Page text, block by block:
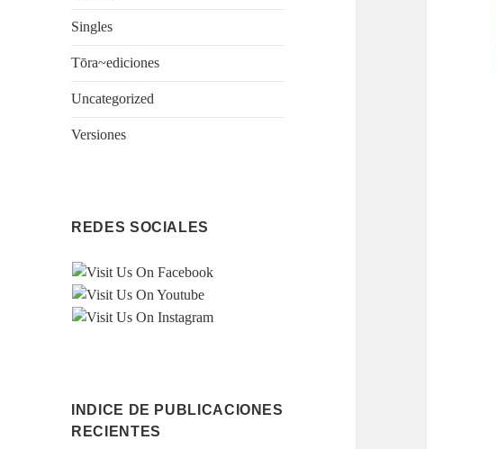
Singles
Tōra~ediciones
Uncategorized
Versiones
REDES SOCIALES
INDICE DE PUBLICACIONES
RECIENTES